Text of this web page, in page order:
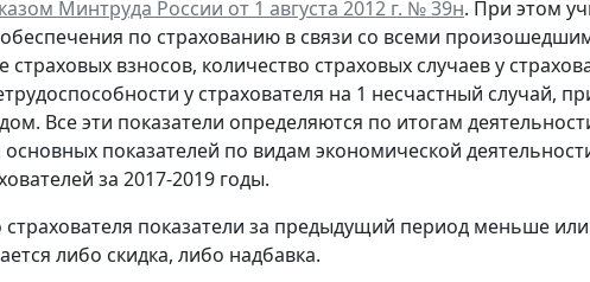
Минтруда России от 1 августа 2012 г. № 39н. При этом
по страхованию в связи со всеми
взносов, количество страховых случаев у
у страхователя на 1 несчастный случай,
Все эти показатели определяются по итогам
основных показателей по видам экономической
за 2017-2019 годы.
страхователя показатели за предыдущий период меньше
либо скидка, либо надбавка.